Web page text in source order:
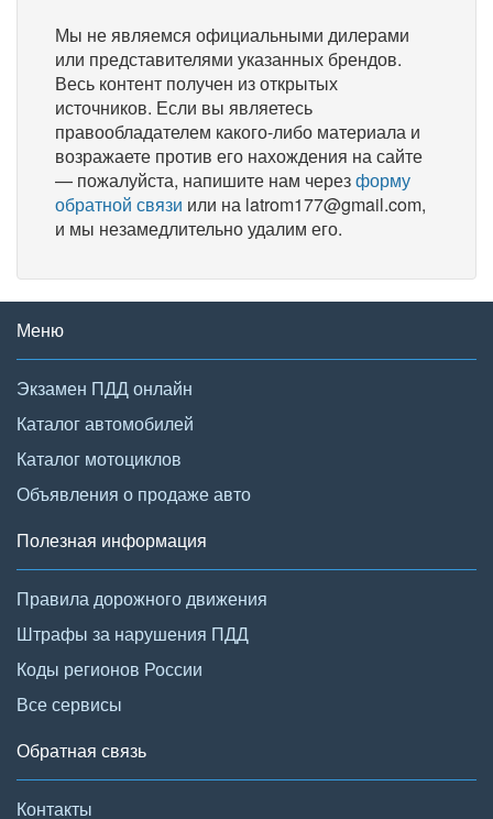
Мы не являемся официальными дилерами
или представителями указанных брендов.
Весь контент получен из открытых
источников. Если вы являетесь
правообладателем какого-либо материала и
возражаете против его нахождения на сайте
— пожалуйста, напишите нам черезформу
обратной связи или на latrom177@gmail.com,
и мы незамедлительно удалим его.
Меню
Экзамен ПДД онлайн
Каталог автомобилей
Каталог мотоциклов
Объявления о продаже авто
Полезная информация
Правила дорожного движения
Штрафы за нарушения ПДД
Коды регионов России
Все сервисы
Обратная связь
Контакты